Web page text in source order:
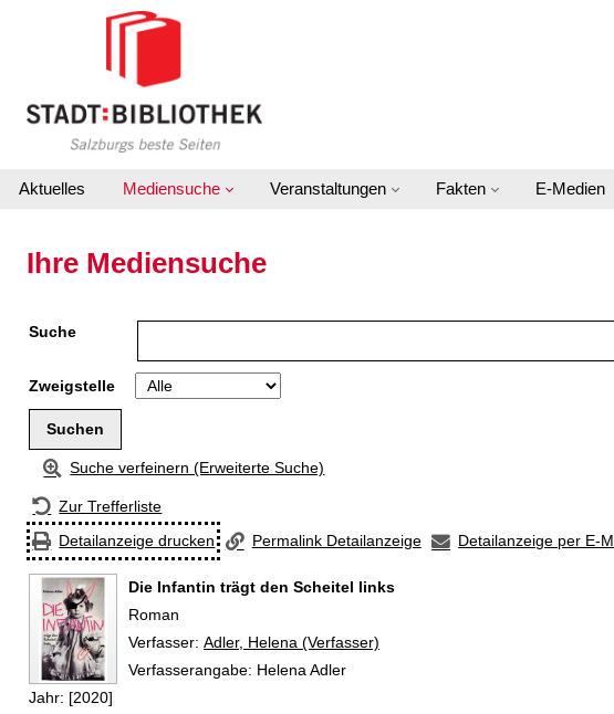
Zur Detailanzeige springen
Aktuelles Mediensuche Veranstaltungen Fakten E-Medien
Ihre Mediensuche
Suche
Zweigstelle
Suche verfeinern (Erweiterte Suche)
Zur Trefferliste
Detailanzeige drucken
Permalink Detailanzeige Detailanzeige per E-
Die Infantin trägt den Scheitel links
Roman
Verfasser: Suche nach diesem Verfasser
Adler, Helena (Verfasser)
Verfasserangabe: Helena Adler
Jahr: [2020]